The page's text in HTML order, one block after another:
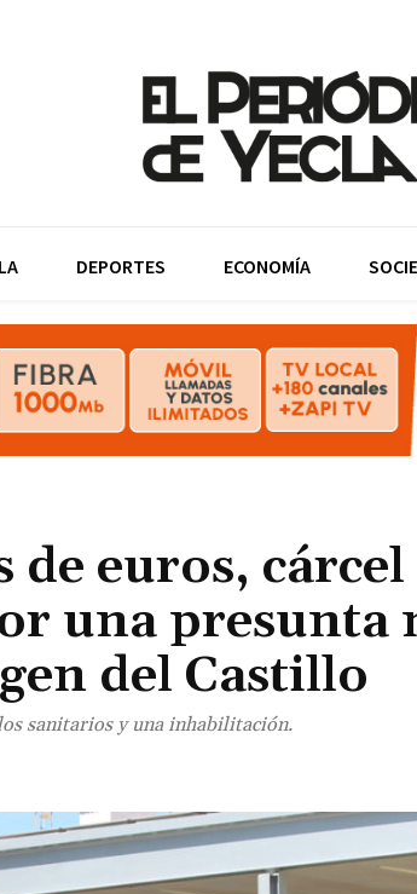
DEPORTES ECONOMÍA
euros, cárcel
una presunta
del Castillo
sanitarios y una inhabilitación.